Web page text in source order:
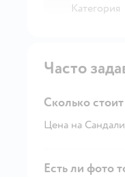
Категория
Часто
Сколько
Цена на
Есть ли фото